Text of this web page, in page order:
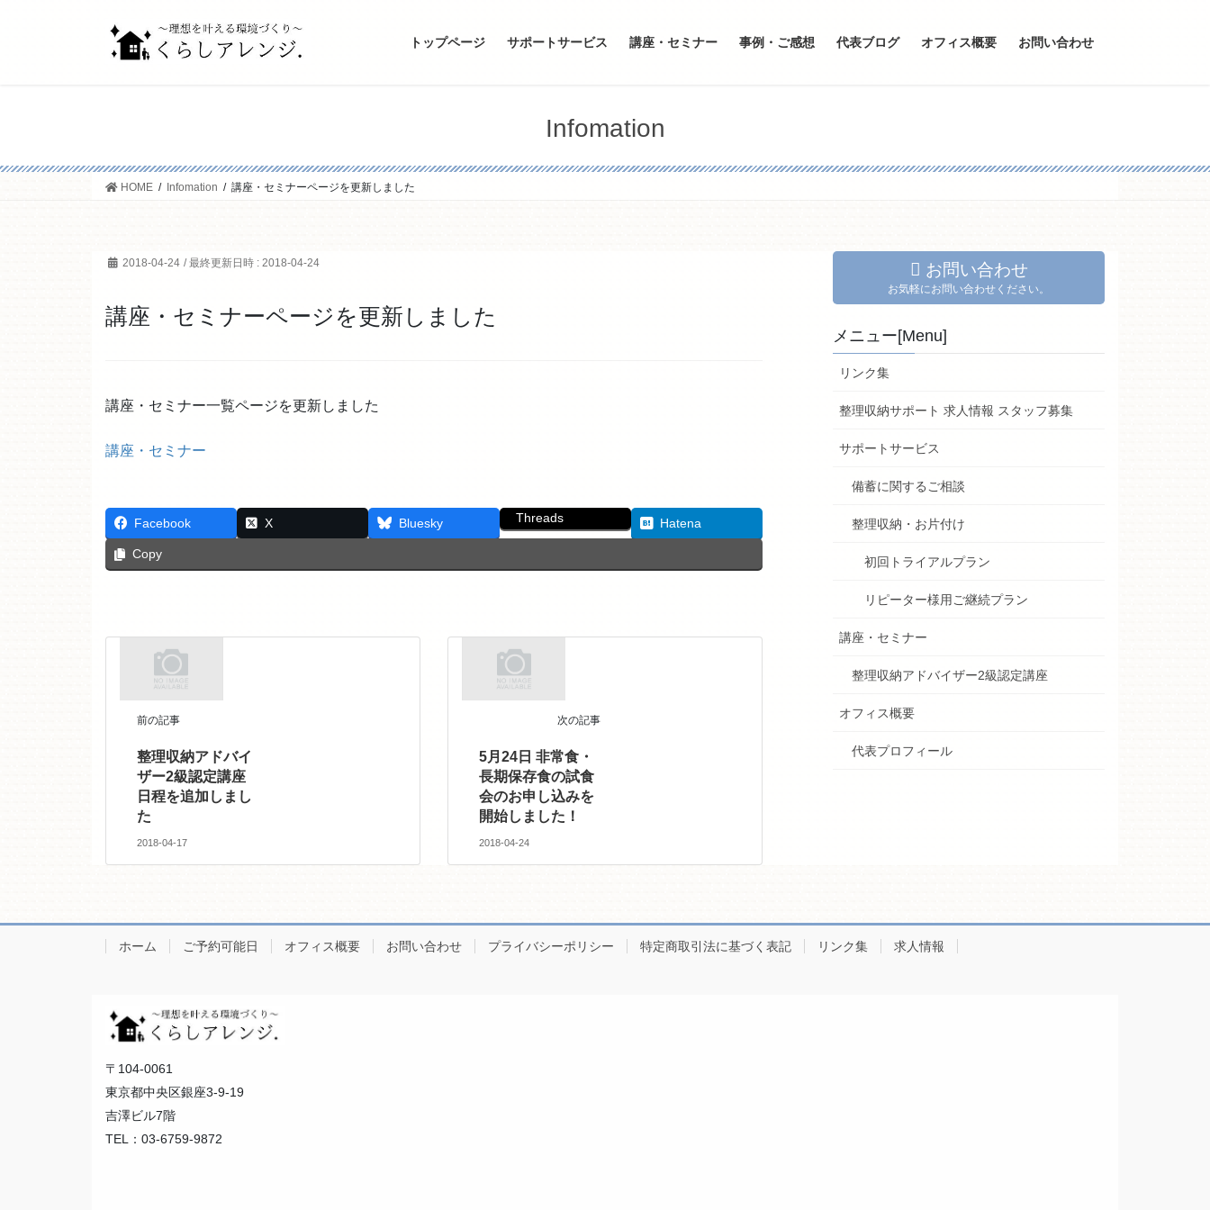
トップページ サポートサービス 講座・セミナー 事例・ご感想 代表ブログ オフィス概要 お問い合わせ
Infomation
HOME Infomation 講座・セミナーページを更新しました
2018-04-24 / 最終更新日時 : 2018-04-24
講座・セミナーページを更新しました
講座・セミナー一覧ページを更新しました
講座・セミナー
Facebook X Bluesky Threads Hatena
Copy
前の記事
整理収納アドバイ
ザー2級認定講座
日程を追加しまし
た
2018-04-17
次の記事
5月24日 非常食・
長期保存食の試食
会のお申し込みを
開始しました！
2018-04-24
お問い合わせ
お気軽にお問い合わせください。
メニュー[Menu]
リンク集
整理収納サポート 求人情報 スタッフ募集
サポートサービス
備蓄に関するご相談
整理収納・お片付け
初回トライアルプラン
リピーター様用ご継続プラン
講座・セミナー
整理収納アドバイザー2級認定講座
オフィス概要
代表プロフィール
ホーム ご予約可能日 オフィス概要 お問い合わせ プライバシーポリシー 特定商取引法に基づく表記 リンク集 求人情報
〒104-0061
東京都中央区銀座3-9-19
吉澤ビル7階
TEL：03-6759-9872